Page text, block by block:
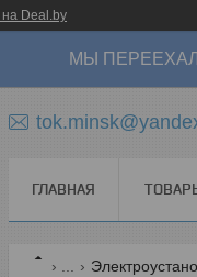
на Deal.by
МЫ
ГЛАВНАЯ